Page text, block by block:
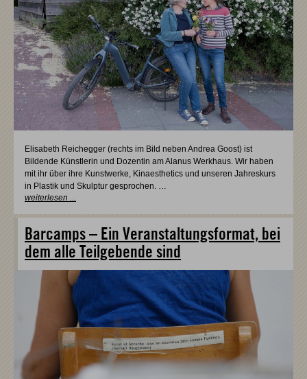
Elisabeth Reichegger (rechts im Bild neben Andrea Goost) ist
Bildende Künstlerin und Dozentin am Alanus Werkhaus. Wir haben
mit ihr über ihre Kunstwerke, Kinaesthetics und unseren Jahreskurs
in Plastik und Skulptur gesprochen. …
weiterlesen ...
Barcamps – Ein Veranstaltungsformat, bei
dem alle Teilgebende sind